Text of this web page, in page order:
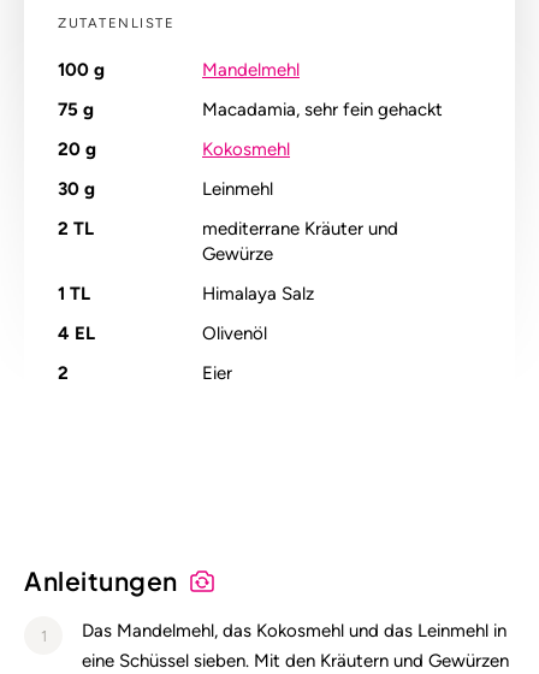
ZUTATENLISTE
100 g
Mandelmehl
75 g
Macadamia, sehr fein gehackt
20 g
Kokosmehl
30 g
Leinmehl
2 TL
mediterrane Kräuter und
Gewürze
1 TL
Himalaya Salz
4 EL
Olivenöl
2
Eier
Anleitungen
1
Das Mandelmehl, das Kokosmehl und das Leinmehl in
eine Schüssel sieben. Mit den Kräutern und Gewürzen